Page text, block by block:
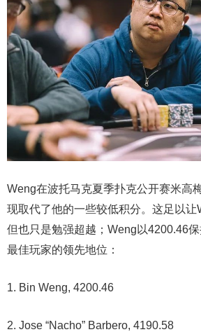
Weng在波托马克夏季扑克公开赛米高
现取代了他的一些较低积分。这足以让
但也只是勉强超越；Weng以4200.46
最佳玩家的领先地位：
1. Bin Weng, 4200.46
2. Jose “Nacho” Barbero, 4190.58